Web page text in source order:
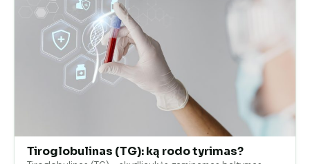
Tiroglobulinas (TG): ką rodo tyrimas?